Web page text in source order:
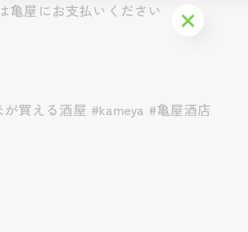
亀屋にお支払いください
買える酒屋 #kameya #亀屋酒店
お問い合わせはこちら